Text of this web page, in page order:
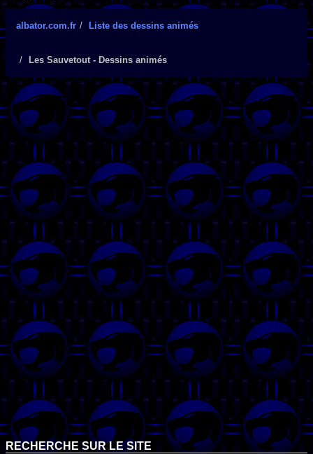
albator.com.fr Liste des dessins animés
Les Sauvetout - Dessins animés
RECHERCHE SUR LE SITE